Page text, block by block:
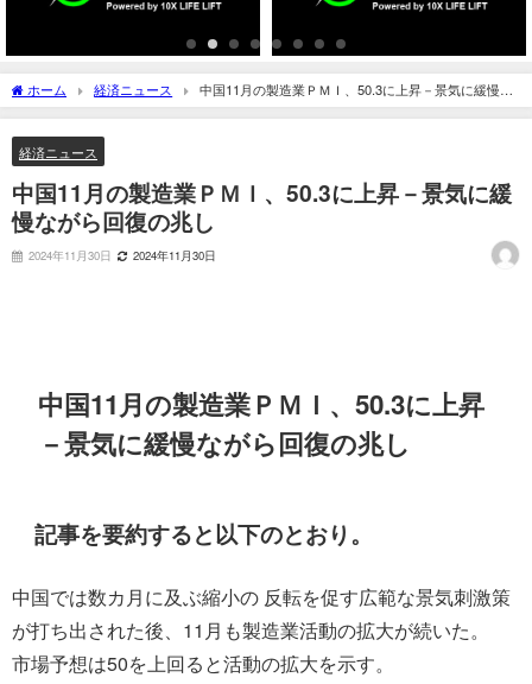
ホーム 経済ニュース
中国11月の製造業ＰＭＩ、50.3に上昇－景気に緩慢な
がら回復の兆し
経済ニュース
中国11月の製造業ＰＭＩ、50.3に上昇－景気に緩
慢ながら回復の兆し
2024年11月30日 2024年11月30日
中国11月の製造業ＰＭＩ、50.3に上昇
－景気に緩慢ながら回復の兆し
記事を要約すると以下のとおり。
中国では数カ月に及ぶ縮小の 反転を促す広範な景気刺激策
が打ち出された後、11月も製造業活動の拡大が続いた。
市場予想は50を上回ると活動の拡大を示す。